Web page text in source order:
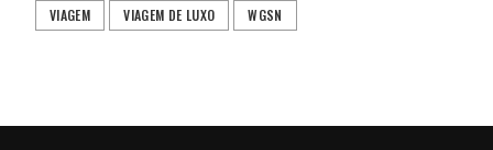
VIAGEM
VIAGEM DE LUXO WGSN